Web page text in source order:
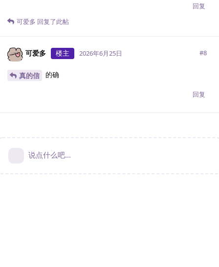
回复
可爱多 回复了此帖
可爱多 楼主 2026年6月25日 #8
真的信 的确
回复
说点什么吧...